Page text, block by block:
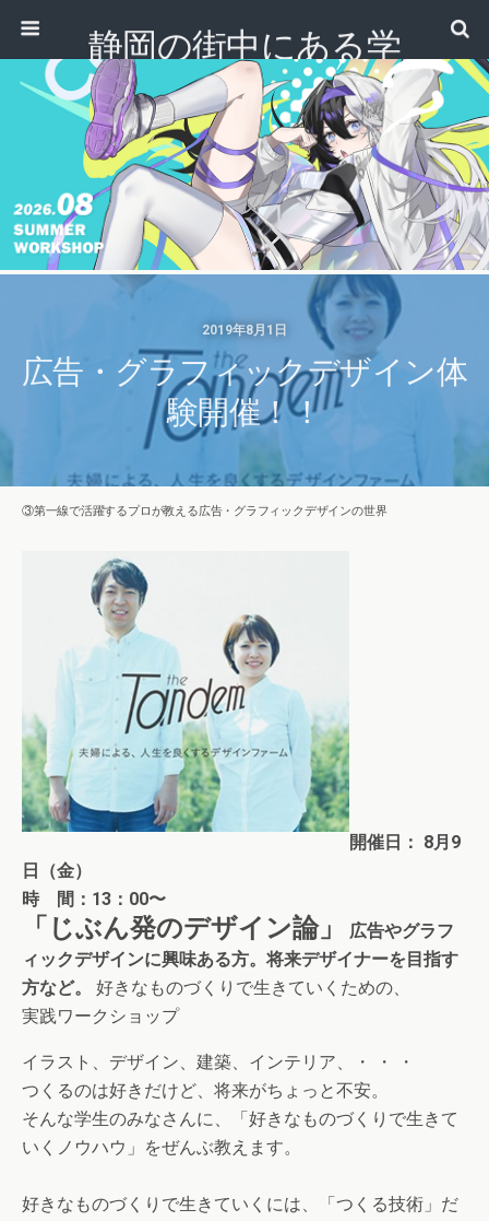
静岡の街中にある学
校｜専門学校 ノアデ
ザインカレッジ
2019年8月1日
広告・グラフィックデザイン体
験開催！！
③第一線で活躍するプロが教える広告・グラフィックデザインの世界
開催日： 8月9
日（金）
時 間：13：00〜
「じぶん発のデザイン論」
広告やグラフ
ィックデザインに興味ある方。将来デザイナーを目指す
方など。
好きなものづくりで生きていくための、
実践ワークショップ
イラスト、デザイン、建築、インテリア、・ ・ ・
つくるのは好きだけど、将来がちょっと不安。
そんな学生のみなさんに、「好きなものづくりで生きて
いくノウハウ」をぜんぶ教えます。
好きなものづくりで生きていくには、「つくる技術」だ